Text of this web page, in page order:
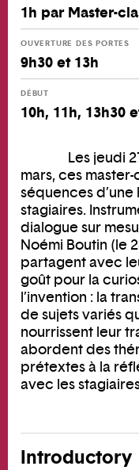
1h par Master-
OUVERTURE DES PORTES
9h30 et 13h
DÉBUT
10h, 11h, 13h30
Les jeudi
mars, ces
séquences
stagiaires.
dialogue sur
Noémi Boutin (le
partagent avec
goût pour la
l’invention : la
de sujets variés
nourrissent leur
abordent des
prétextes à la
avec les
Introductory